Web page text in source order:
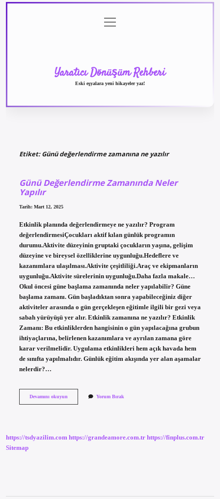
menüyü
aç
Yaratıcı Dönüşüm Rehberi
Eski eşyalara yeni hikayeler yaz!
Etiket:Günü değerlendirme zamanına ne yazılır
Günü Değerlendirme Zamanında Neler
Yapılır
Tarih: Mart 12, 2025
Etkinlik planında değerlendirmeye ne yazılır? Program
değerlendirmesiÇocukları aktif kılan günlük programın
durumu.Aktivite düzeyinin gruptaki çocukların yaşına, gelişim
düzeyine ve bireysel özelliklerine uygunluğu.Hedeflere ve
kazanımlara ulaşılması.Aktivite çeşitliliği.Araç ve ekipmanların
uygunluğu.Aktivite sürelerinin uygunluğu.Daha fazla makale…
Okul öncesi güne başlama zamanında neler yapılabilir? Güne
başlama zamanı. Gün başladıktan sonra yapabileceğiniz diğer
aktiviteler arasında o gün gerçekleşen eğitimle ilgili bir gezi veya
sabah yürüyüşü yer alır. Etkinlik zamanına ne yazılır? Etkinlik
Zamanı: Bu etkinliklerden hangisinin o gün yapılacağına grubun
ihtiyaçlarına, belirlenen kazanımlara ve ayrılan zamana göre
karar verilmelidir. Uygulama etkinlikleri hem açık havada hem
de sınıfta yapılmalıdır. Günlük eğitim akışında yer alan aşamalar
nelerdir?…
Devamını okuyunGünü
Yorum Bırak
https://tsdyazilim.com https://grandeamore.com.tr https://finplus.com.tr
Sitemap